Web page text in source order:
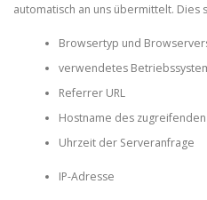
automatisch an uns übermittelt. Dies
Browsertyp und
verwendetes
Referrer URL
Hostname des
Uhrzeit der Serveranfrage
IP-Adresse